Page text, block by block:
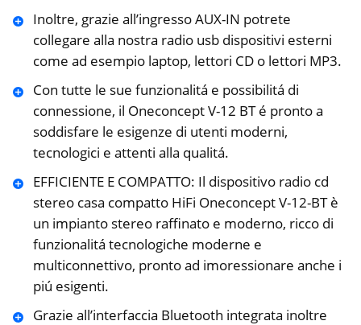
Inoltre, grazie all’ingresso AUX-IN potrete
collegare alla nostra radio usb dispositivi esterni
come ad esempio laptop, lettori CD o lettori MP3.
Con tutte le sue funzionalitá e possibilitá di
connessione, il Oneconcept V-12 BT é pronto a
soddisfare le esigenze di utenti moderni,
tecnologici e attenti alla qualitá.
EFFICIENTE E COMPATTO: Il dispositivo radio cd
stereo casa compatto HiFi Oneconcept V-12-BT è
un impianto stereo raffinato e moderno, ricco di
funzionalitá tecnologiche moderne e
multiconnettivo, pronto ad imoressionare anche i
piú esigenti.
Grazie all’interfaccia Bluetooth integrata inoltre